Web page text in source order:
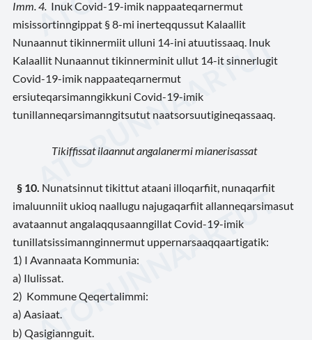
Imm. 4. Inuk Covid-19-imik nappaateqarnermut
misissortinngippat § 8-mi inerteqqussut Kalaallit
Nunaannut tikinnermiit ulluni 14-ini atuutissaaq. Inuk
Kalaallit Nunaannut tikinnerminit ullut 14-it sinnerlugit
Covid-19-imik nappaateqarnermut
ersiuteqarsimanngikkuni Covid-19-imik
tunillanneqarsimanngitsutut naatsorsuutigineqassaaq.
Tikiffissat ilaannut angalanermi mianerisassat
§ 10 Nunatsinnut tikittut ataani illoqarfiit, nunaqarfiit
imaluunniit ukioq naallugu najugaqarfiit allanneqarsimasut
avataannut angalaqqusaanngillat Covid-19-imik
tunillatsissimannginnermut uppernarsaaqqaartigatik:
1) I Avannaata Kommunia:
a) Ilulissat.
2) Kommune Qeqertalimmi:
a) Aasiaat.
b) Qasigiannguit.